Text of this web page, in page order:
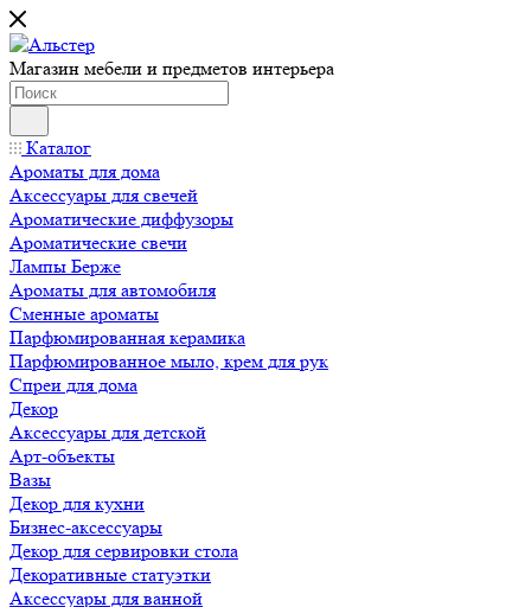
Магазин мебели и предметов интерьера
Каталог
Ароматы для дома
Аксессуары для свечей
Ароматические диффузоры
Ароматические свечи
Лампы Берже
Ароматы для автомобиля
Сменные ароматы
Парфюмированная керамика
Парфюмированное мыло, крем для рук
Спреи для дома
Декор
Аксессуары для детской
Арт-объекты
Вазы
Декор для кухни
Бизнес-аксессуары
Декор для сервировки стола
Декоративные статуэтки
Аксессуары для ванной